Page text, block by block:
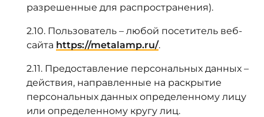
разрешенные для распространения).
2.10. Пользователь – любой посетитель веб-
сайта https://metalamp.ru/.
2.11. Предоставление персональных данных –
действия, направленные на раскрытие
персональных данных определенному лицу
или определенному кругу лиц.